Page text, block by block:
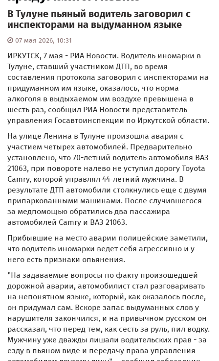
В Тулуне пьяный водитель заговорил с
инспекторами на выдуманном языке
07 мая 2026, 10:31
ИРКУТСК, 7 мая - РИА Новости. Водитель иномарки в
Тулуне, ставший участником ДТП, во время
составления протокола заговорил с инспекторами на
придуманном им языке, оказалось, что норма
алкоголя в выдыхаемом им воздухе превышена в
шесть раз, сообщил РИА Новости представитель
управления Госавтоинспекции по Иркутской области.
На улице Ленина в Тулуне произошла авария с
участием четырех автомобилей. Предварительно
установлено, что 70-летний водитель автомобиля ВАЗ
21063, при повороте налево не уступил дорогу Toyota
Camry, которой управлял 44-летний мужчина. В
результате ДТП автомобили столкнулись еще с двумя
припаркованными машинами. После случившегося
за медпомощью обратились два пассажира
автомобилей Camry и ВАЗ 21063.
Прибывшие на место аварии полицейские заметили,
что водитель иномарки ведет себя агрессивно и у
него есть признаки опьянения.
"На задаваемые вопросы по факту произошедшей
дорожной аварии, автомобилист стал разговаривать
на непонятном языке, который, как оказалось после,
он придумал сам. Вскоре запас выдуманных слов у
нарушителя закончился, и на привычном русском он
рассказал, что перед тем, как сесть за руль, пил водку.
Мужчину уже дважды лишали водительских прав - за
езду в пьяном виде и передачу права управления